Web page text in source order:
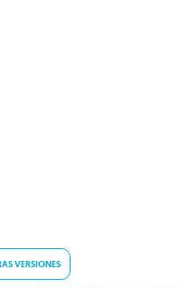
VERSIONES